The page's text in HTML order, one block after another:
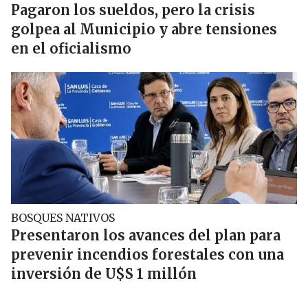
Pagaron los sueldos, pero la crisis
golpea al Municipio y abre tensiones
en el oficialismo
BOSQUES NATIVOS
Presentaron los avances del plan para
prevenir incendios forestales con una
inversión de U$S 1 millón